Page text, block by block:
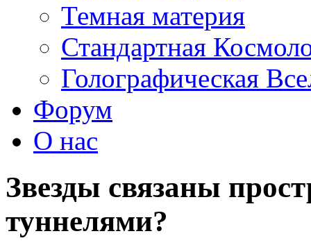
Темная материя
Стандартная
Голографическая
Форум
О нас
Звезды связаны
туннелями?